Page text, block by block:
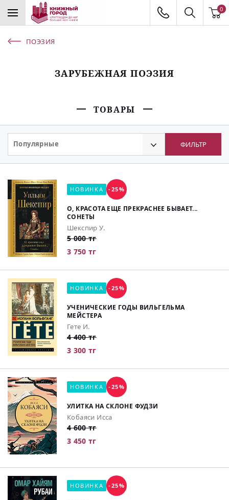
0
ПОЭЗИЯ
ЗАРУБЕЖНАЯ ПОЭЗИЯ
ТОВАРЫ
Популярные ФИЛЬТР
НОВИНКА -25%
О, КРАСОТА ЕЩЕ ПРЕКРАСНЕЕ БЫВАЕТ...
СОНЕТЫ
Шекспир У.
5 000 тг
3 750 тг
НОВИНКА -25%
УЧЕНИЧЕСКИЕ ГОДЫ ВИЛЬГЕЛЬМА
МЕЙСТЕРА
Гете И.
4 400 тг
3 300 тг
НОВИНКА -25%
УЛИТКА НА СКЛОНЕ ФУДЗИ
Кобаяси Исса
4 600 тг
3 450 тг
НОВИНКА -25%